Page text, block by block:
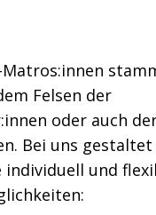
Matros:innen
Felsen der
oder auch
Bei uns
individuell und